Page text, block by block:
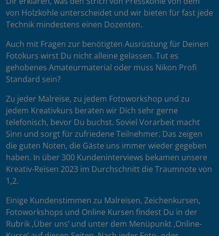
von Holzkohle unterscheidet und wir bieten für fast jede
Technik mindestens einen Dozenten.
Auch mit Fragen zur benötigten Ausrüstung für Deinen
Fotokurs wirst Du nicht alleine gelassen. Tut es
gehobenes Amateurmaterial oder muss Nikon Profi
Standard sein?
Zu jeder Malreise, zu jedem Fotoworkshop und zu
jedem Kreativkurs beraten wir Dich sehr gerne
telefonisch, bevor Du buchst. Soviel Vorarbeit macht
Sinn und sorgt für zufriedene Teilnehmer. Das zeigen
die guten Noten, die Gäste uns immer wieder gegeben
haben. In über 300 Kundeninterviews bekamen unsere
Kreativ-Reisen 2023 im Durchschnitt die Traumnote von
1,2.
Einige Kundenstimmen zu Malreisen, Zeichenkursen,
Fotoworkshops und Online Kursen findest Du in der
Rubrik ‚Über uns’ und unter dem Menüpunkt ‚Online-